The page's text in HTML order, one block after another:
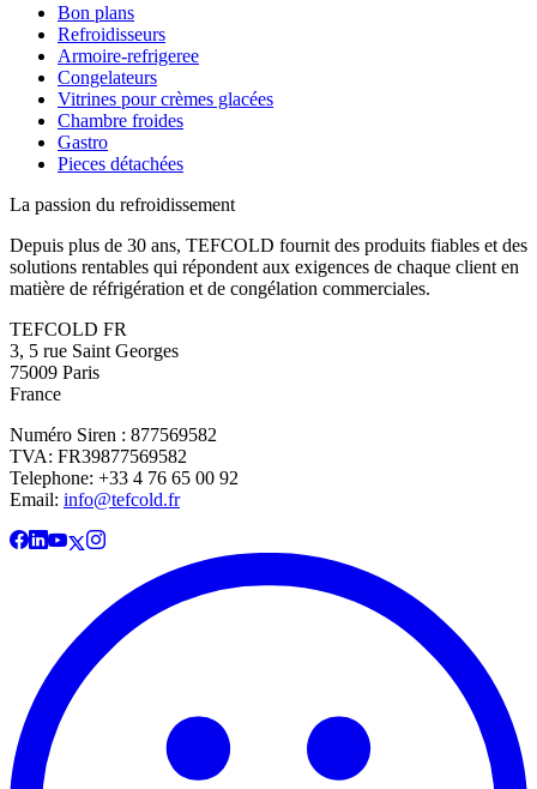
Bon plans
Refroidisseurs
Armoire-refrigeree
Congelateurs
Vitrines pour crèmes glacées
Chambre froides
Gastro
Pieces détachées
La passion du refroidissement
Depuis plus de 30 ans, TEFCOLD fournit des produits fiables et des
solutions rentables qui répondent aux exigences de chaque client en
matière de réfrigération et de congélation commerciales.
TEFCOLD FR
3, 5 rue Saint Georges
75009 Paris
France
Numéro Siren : 877569582
TVA: FR39877569582
Telephone: +33 4 76 65 00 92
Email: info@tefcold.fr